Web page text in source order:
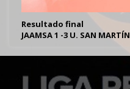
Resultado final
JAAMSA 1 -3 U. SAN MARTÍN